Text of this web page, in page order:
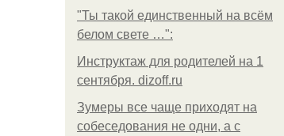
"Ты такой единственный на всём
белом свете …":
Инструктаж для родителей на 1
сентября. dizoff.ru
Зумеры все чаще приходят на
собеседования не одни, а с